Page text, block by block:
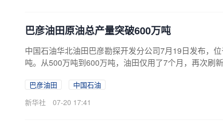
巴彦油田原油总产量突破600万吨
中国石油华北油田巴彦勘探开发分公司7月19日发布，
吨。从500万吨到600万吨，油田仅用了7个月，再次刷
巴彦油田
中国石油
新华社
07-20 17:41